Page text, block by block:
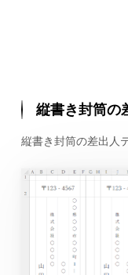
縦書き封筒の
縦書き封筒の差出人